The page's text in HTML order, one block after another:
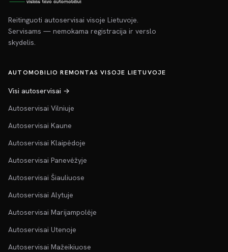
Reitinguoti autoservisai visoje Lietuvoje.
Servisams — nemokama registracija ir verslo
skydelis.
AUTOMOBILIO REMONTAS VISOJE LIETUVOJE
Visi autoservisai →
Autoservisai Vilniuje
Autoservisai Kaune
Autoservisai Klaipėdoje
Autoservisai Panevėžyje
Autoservisai Šiauliuose
Autoservisai Alytuje
Autoservisai Marijampolėje
Autoservisai Utenoje
Autoservisai Mažeikiuose